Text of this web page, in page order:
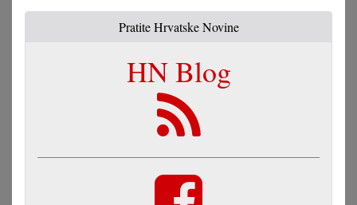
Pratite Hrvatske Novine
HN Blog